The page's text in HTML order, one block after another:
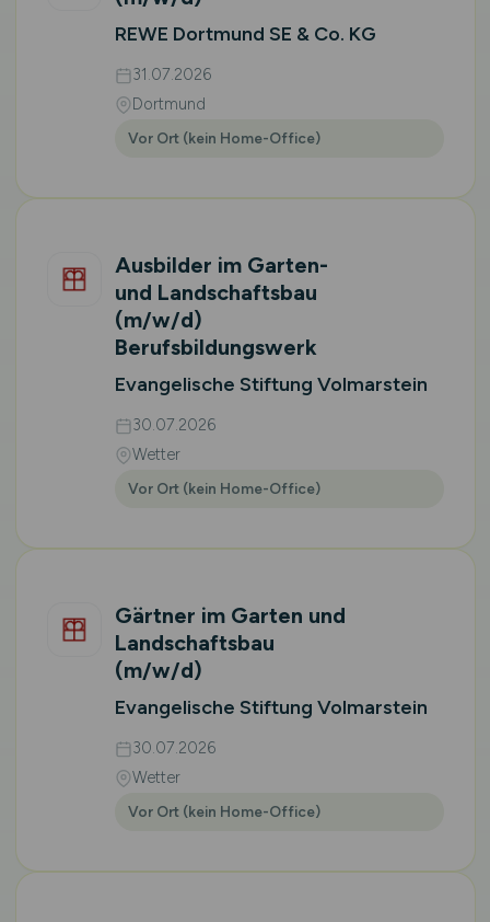
REWE Dortmund SE & Co. KG
31.07.2026
Dortmund
Vor Ort (kein Home-Office)
Ausbilder im Garten-
und Landschaftsbau
(m/w/d)
Berufsbildungswerk
Evangelische Stiftung Volmarstein
30.07.2026
Wetter
Vor Ort (kein Home-Office)
Gärtner im Garten und
Landschaftsbau
(m/w/d)
Evangelische Stiftung Volmarstein
30.07.2026
Wetter
Vor Ort (kein Home-Office)